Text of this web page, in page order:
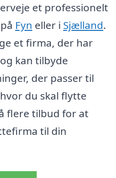
et professionelt
Fyn eller i Sjælland.
et firma, der har
kan tilbyde
der passer til
du skal flytte
flere tilbud for at
til din